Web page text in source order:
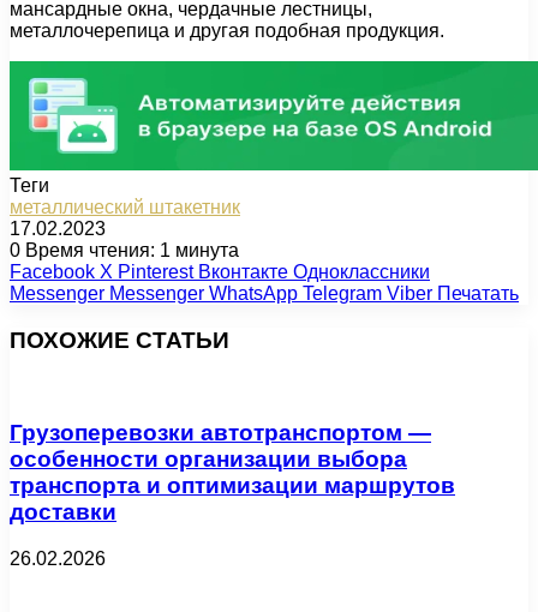
мансардные окна, чердачные лестницы,
металлочерепица и другая подобная продукция.
Теги
металлический штакетник
17.02.2023
0 Время чтения: 1 минута
Facebook X Pinterest Вконтакте Одноклассники
Messenger Messenger WhatsApp Telegram Viber Печатать
ПОХОЖИЕ СТАТЬИ
Грузоперевозки автотранспортом —
особенности организации выбора
транспорта и оптимизации маршрутов
доставки
26.02.2026